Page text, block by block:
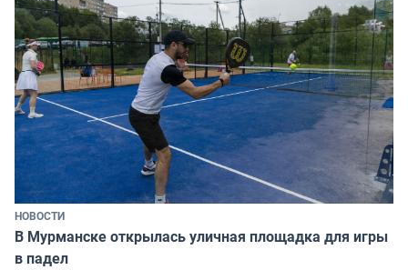
НОВОСТИ
В Мурманске открылась уличная площадка для игры
в падел